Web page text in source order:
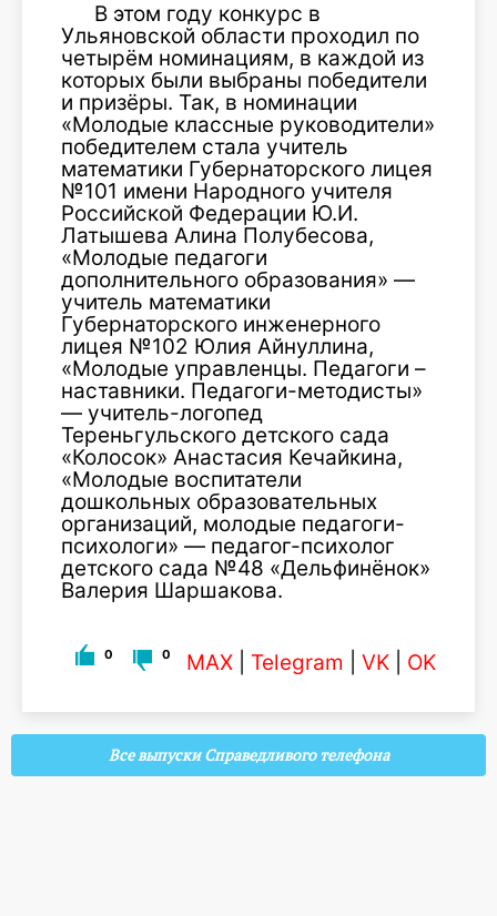
В этом году конкурс в
Ульяновской области проходил по
четырём номинациям, в каждой из
которых были выбраны победители
и призёры. Так, в номинации
«Молодые классные руководители»
победителем стала учитель
математики Губернаторского лицея
№101 имени Народного учителя
Российской Федерации Ю.И.
Латышева Алина Полубесова,
«Молодые педагоги
дополнительного образования» —
учитель математики
Губернаторского инженерного
лицея №102 Юлия Айнуллина,
«Молодые управленцы. Педагоги –
наставники. Педагоги-методисты»
— учитель-логопед
Тереньгульского детского сада
«Колосок» Анастасия Кечайкина,
«Молодые воспитатели
дошкольных образовательных
организаций, молодые педагоги-
психологи» — педагог-психолог
детского сада №48 «Дельфинёнок»
Валерия Шаршакова.
0 0 MAX Telegram VK OK
Все выпуски Справедливого телефона